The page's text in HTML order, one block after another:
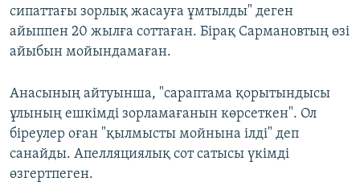
сипаттағы зорлық жасауға ұмтылды" деген
айыппен 20 жылға соттаған. Бірақ Сармановтың өзі
айыбын мойындамаған.
Анасының айтуынша, "сараптама қорытындысы
ұлының ешкімді зорламағанын көрсеткен". Ол
біреулер оған "қылмысты мойнына ілді" деп
санайды. Апелляциялық сот сатысы үкімді
өзгертпеген.